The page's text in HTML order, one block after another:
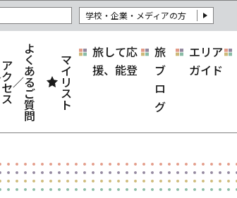
学校・企業・メディアの方
ア
ク
セ
ス
よ
く
あ
る
ご
質
問
マ
イ
リ
ス
ト
旅して応
援、能登
旅
ブ
ロ
グ
エリア
ガイド